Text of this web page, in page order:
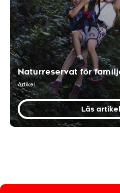
Naturreservat för
Artikel
Läs artikel